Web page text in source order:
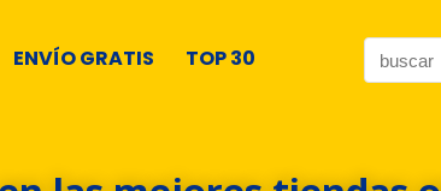
ENVÍO GRATIS TOP 30